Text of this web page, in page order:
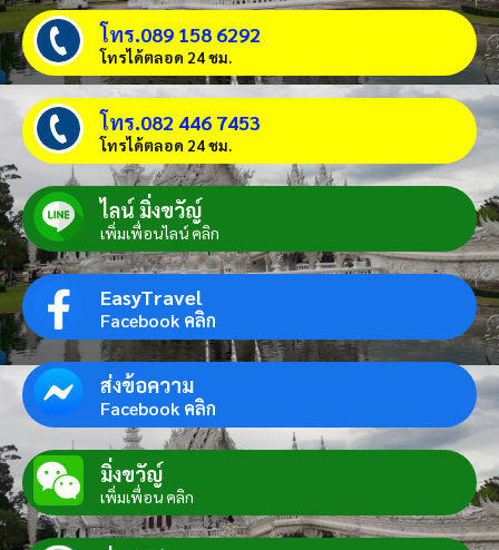
โทร.089 158 6292
โทรได้ตลอด 24 ชม.
โทร.082 446 7453
โทรได้ตลอด 24 ชม.
ไลน์ มิ่งขวัญ์
เพิ่มเพื่อนไลน์ คลิก
EasyTravel
Facebook คลิก
ส่งข้อความ
Facebook คลิก
มิ่งขวัญ์
เพิ่มเพื่อน คลิก